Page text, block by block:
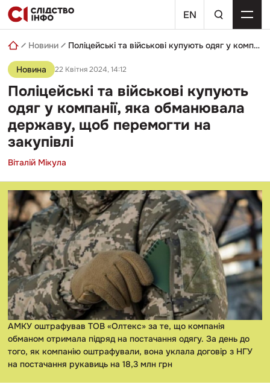
Skip
to
content
EN
пошуковий
запит
Новини Поліцейські та військові купують одяг у компанії, яка обманювала державу, щоб перемогти на закупівлі
Новина 22 Квітня 2024, 14:12
Поліцейські та військові купують
одяг у компанії, яка обманювала
державу, щоб перемогти на
закупівлі
Віталій Мікула
АМКУ оштрафував ТОВ «Олтекс» за те, що компанія
обманом отримала підряд на постачання одягу. За день до
того, як компанію оштрафували, вона уклала договір з НГУ
на постачання рукавиць на 18,3 млн грн